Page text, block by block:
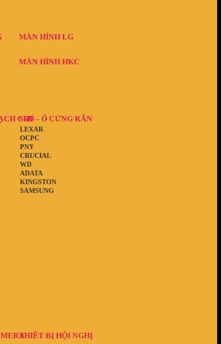
MÀN HÌNH LG
MÀN HÌNH HKC
CHỦ
SSD – Ổ CỨNG RẮN
SAMSUNG
KINGSTON
ADATA
WD
CRUCIAL
PNY
OCPC
LEXAR
THIẾT BỊ HỘI NGHỊ